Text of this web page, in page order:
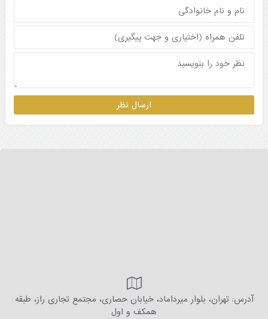
آدرس: تهران، بلوار میرداماد، خیابان حصاری، مجتمع تجاری راز، طبقه
همکف و اول